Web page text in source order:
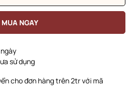
MUA NGAY
sử dụng
cho đơn hàng trên 2tr với mã